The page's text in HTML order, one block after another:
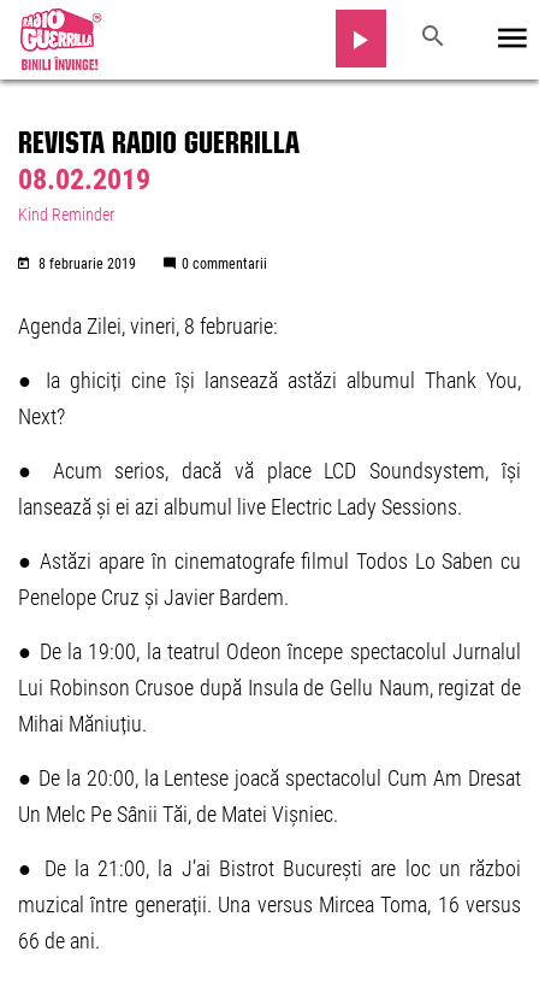
REVISTA RADIO GUERRILLA
08.02.2019
Kind Reminder
8 februarie 2019 0 commentarii
Agenda Zilei, vineri, 8 februarie:
● Ia ghiciți cine își lansează astăzi albumul Thank You,
Next?
● Acum serios, dacă vă place LCD Soundsystem, își
lansează și ei azi albumul live Electric Lady Sessions.
● Astăzi apare în cinematografe filmul Todos Lo Saben cu
Penelope Cruz și Javier Bardem.
● De la 19:00, la teatrul Odeon începe spectacolul Jurnalul
Lui Robinson Crusoe după Insula de Gellu Naum, regizat de
Mihai Măniuțiu.
● De la 20:00, la Lentese joacă spectacolul Cum Am Dresat
Un Melc Pe Sânii Tăi, de Matei Vișniec.
● De la 21:00, la J’ai Bistrot București are loc un război
muzical între generații. Una versus Mircea Toma, 16 versus
66 de ani.